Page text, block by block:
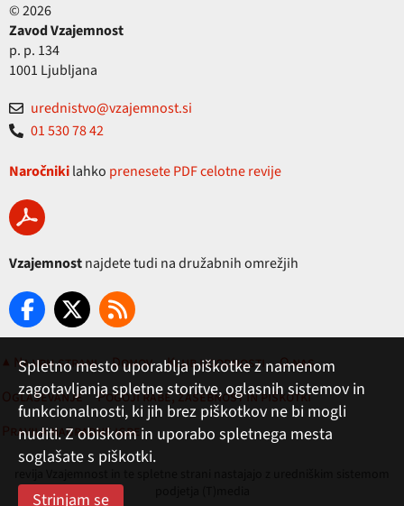
© 2026
Zavod Vzajemnost
p. p. 134
1001 Ljubljana
urednistvo@vzajemnost.si
01 530 78 42
Naročnikilahko prenesete PDF celotne revije
Vzajemnostnajdete tudi na družabnih omrežjih
▲ Na vrh strani Domov Klub ugodnosti
O nas
Oglaševanje
Pogoji rabe, zasebnost in piškotki
Pravila nagradne igre
Spletno mesto uporablja piškotke z namenom
zagotavljanja spletne storitve, oglasnih sistemov in
funkcionalnosti, ki jih brez piškotkov ne bi mogli
nuditi. Z obiskom in uporabo spletnega mesta
soglašate s piškotki.